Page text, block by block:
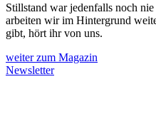
Stillstand war jedenfalls noch
arbeiten wir im Hintergrund
gibt, hört ihr von uns.
weiter zum Magazin
Newsletter